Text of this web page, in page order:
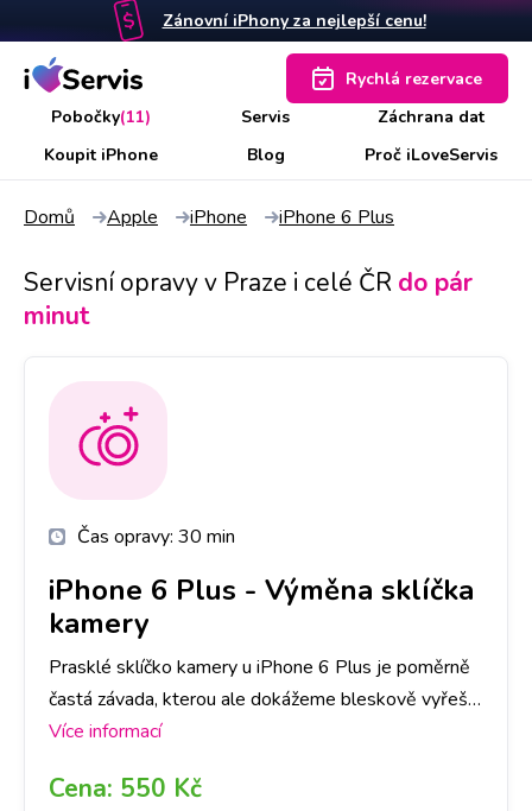
Zánovní iPhony za nejlepší cenu!
Pobočky(11) Servis
Záchrana dat
Koupit iPhone
Blog Proč iLoveServis
Rychlá rezervace
Domů Apple iPhone iPhone 6 Plus
Servisní opravy v Praze i celé ČR do pár
minut
Čas opravy: 30 min
iPhone 6 Plus - Výměna sklíčka
kamery
Prasklé sklíčko kamery u iPhone 6 Plus je poměrně
častá závada, kterou ale dokážeme bleskově vyřešit!
Do půl hodiny sklíčko vyměníme.
Více informací
Cena: 550 Kč